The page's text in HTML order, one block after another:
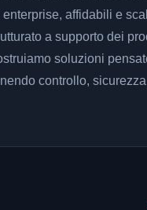
affidabili e
a supporto dei
soluzioni
controllo,